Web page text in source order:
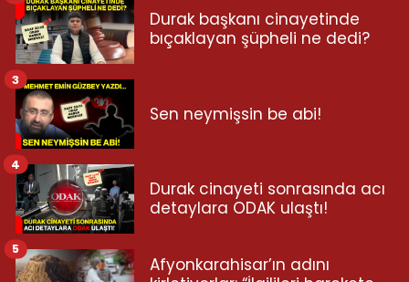
Durak başkanı cinayetinde
bıçaklayan şüpheli ne dedi?
Sen neymişsin be abi!
3
Durak cinayeti sonrasında acı
detaylara ODAK ulaştı!
4
Afyonkarahisar’ın adını
5